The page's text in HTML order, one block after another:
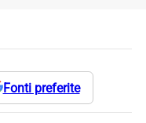
Fonti preferite